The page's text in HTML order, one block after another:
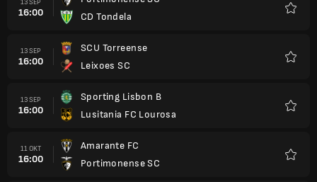
13 SEP
16:00
CD Tondela
13 SEP
16:00
SCU Torreense
Leixoes SC
13 SEP
16:00
Sporting Lisbon B
Lusitania FC Lourosa
11 OKT
16:00
Amarante FC
Portimonense SC